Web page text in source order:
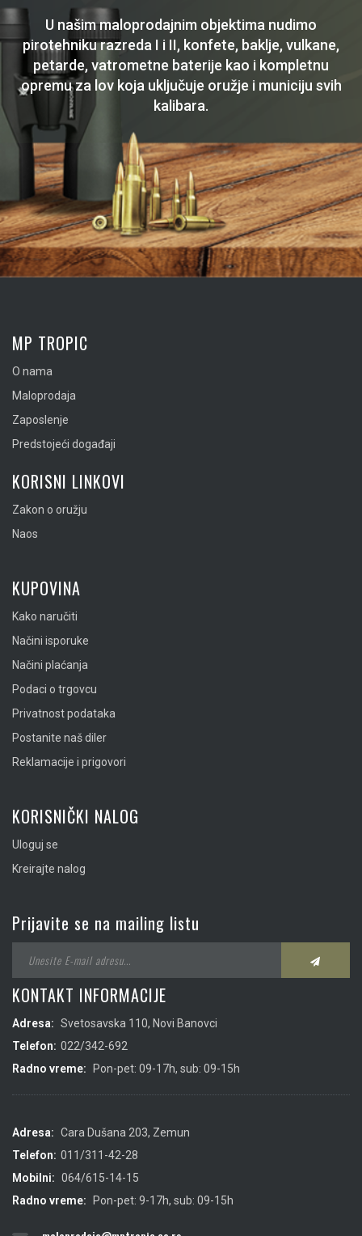
U našim maloprodajnim objektima nudimo
pirotehniku razreda I i II, konfete, baklje, vulkane,
petarde, vatrometne baterije kao i kompletnu
opremu za lov koja uključuje oružje i municiju svih
kalibara.
MP TROPIC
O nama
Maloprodaja
Zaposlenje
Predstojeći događaji
KORISNI LINKOVI
Zakon o oružju
Naos
KUPOVINA
Kako naručiti
Načini isporuke
Načini plaćanja
Podaci o trgovcu
Privatnost podataka
Postanite naš diler
Reklamacije i prigovori
KORISNIČKI NALOG
Uloguj se
Kreirajte nalog
Prijavite se na mailing listu
KONTAKT INFORMACIJE
Adresa: Svetosavska 110, Novi Banovci
Telefon: 022/342-692
Radno vreme:
Pon-pet: 09-17h, sub: 09-15h
Adresa: Cara Dušana 203, Zemun
Telefon: 011/311-42-28
Mobilni: 064/615-14-15
Radno vreme:
Pon-pet: 9-17h, sub: 09-15h